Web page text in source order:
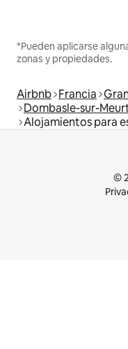
*Pueden aplicarse
zonas y propiedades.
Airbnb Francia
Dombasle-sur-
Alojamientos para
©